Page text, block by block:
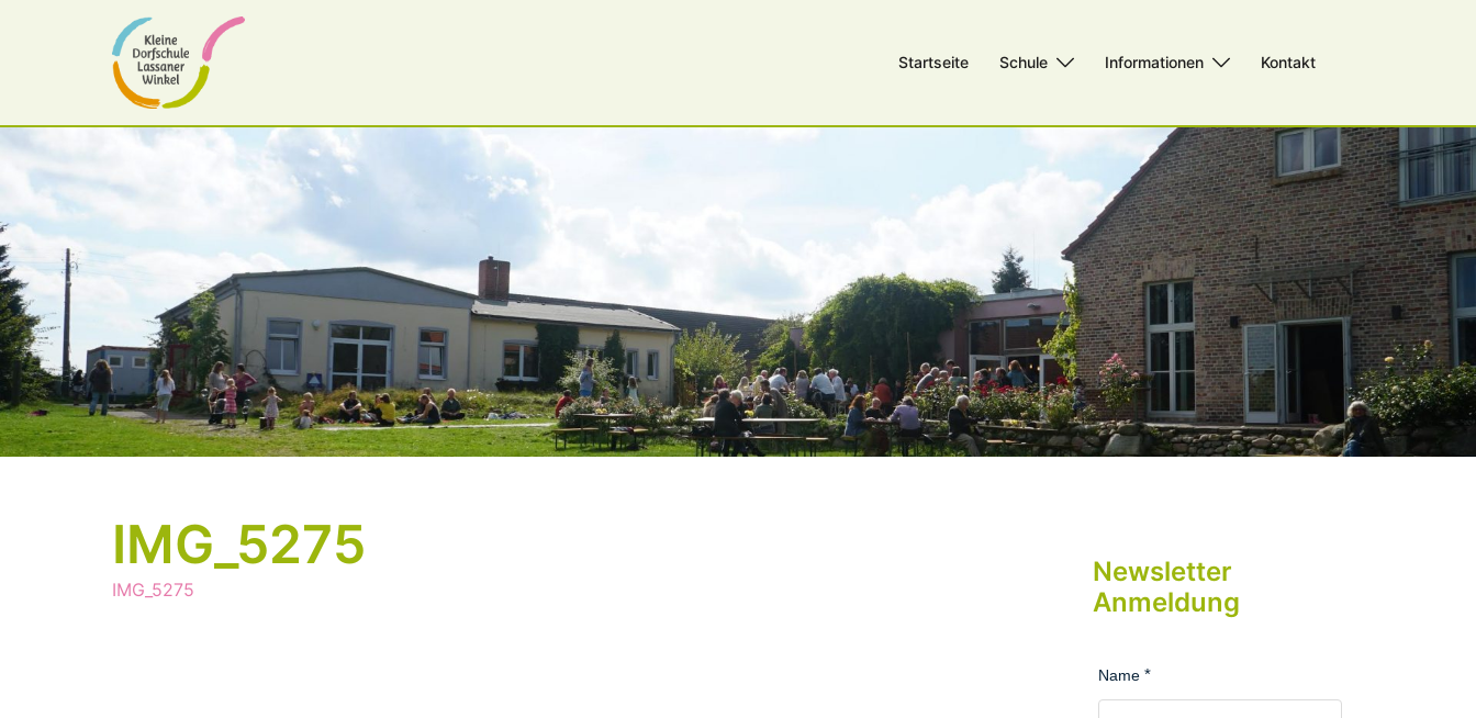
Startseite Schule Informationen Kontakt
IMG_5275
IMG_5275
Newsletter
Anmeldung
Name